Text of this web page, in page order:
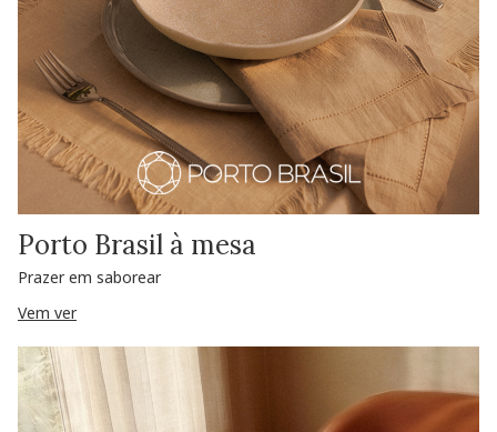
Porto Brasil à mesa
Prazer em saborear
Vem ver